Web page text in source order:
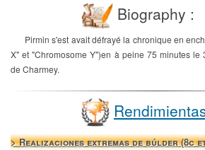
Biography :
Pirmin s'est avait défrayé la chronique en
X" et "Chromosome Y")en à peine 75 minutes le
de Charmey.
> Realizaciones extremas de búlder (8c